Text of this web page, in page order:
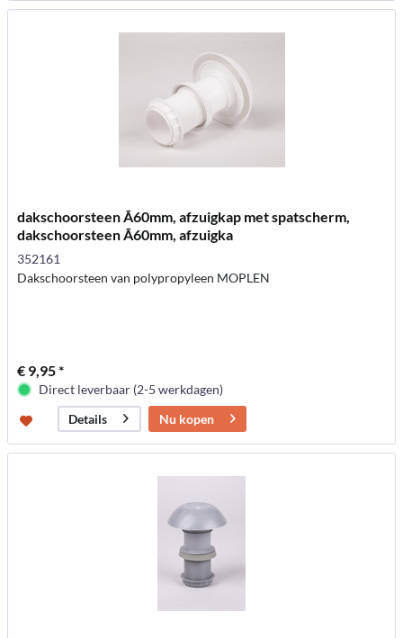
dakschoorsteen Ã60mm, afzuigkap met spatscherm,
dakschoorsteen Ã60mm, afzuigka
352161
Dakschoorsteen van polypropyleen MOPLEN
€ 9,95 *
Direct leverbaar (2-5 werkdagen)
Details
Nu kopen